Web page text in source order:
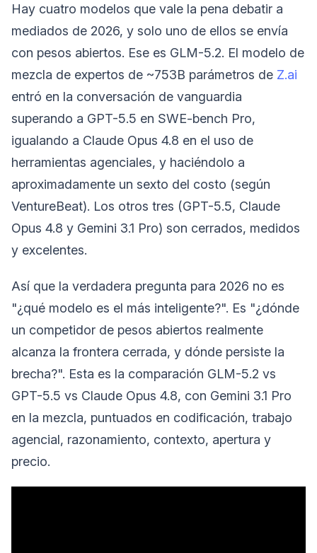
Hay cuatro modelos que vale la pena debatir a
mediados de 2026, y solo uno de ellos se envía
con pesos abiertos. Ese es GLM-5.2. El modelo de
mezcla de expertos de ~753B parámetros de Z.ai
entró en la conversación de vanguardia
superando a GPT-5.5 en SWE-bench Pro,
igualando a Claude Opus 4.8 en el uso de
herramientas agenciales, y haciéndolo a
aproximadamente un sexto del costo (según
VentureBeat). Los otros tres (GPT-5.5, Claude
Opus 4.8 y Gemini 3.1 Pro) son cerrados, medidos
y excelentes.
Así que la verdadera pregunta para 2026 no es
"¿qué modelo es el más inteligente?". Es "¿dónde
un competidor de pesos abiertos realmente
alcanza la frontera cerrada, y dónde persiste la
brecha?". Esta es la comparación GLM-5.2 vs
GPT-5.5 vs Claude Opus 4.8, con Gemini 3.1 Pro
en la mezcla, puntuados en codificación, trabajo
agencial, razonamiento, contexto, apertura y
precio.